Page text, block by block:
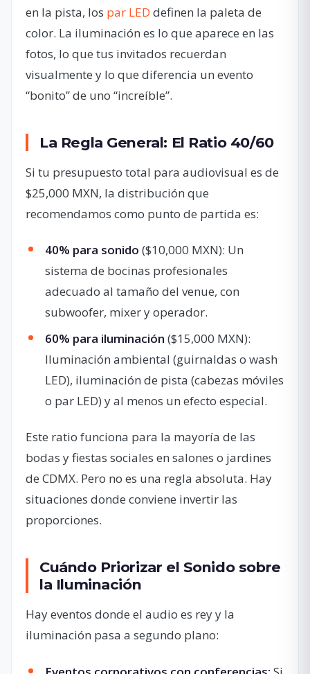
en la pista, los par LED definen la paleta de
color. La iluminación es lo que aparece en las
fotos, lo que tus invitados recuerdan
visualmente y lo que diferencia un evento
“bonito” de uno “increíble”.
La Regla General: El Ratio 40/60
Si tu presupuesto total para audiovisual es de
$25,000 MXN, la distribución que
recomendamos como punto de partida es:
40% para sonido ($10,000 MXN): Un
sistema de bocinas profesionales
adecuado al tamaño del venue, con
subwoofer, mixer y operador.
60% para iluminación ($15,000 MXN):
Iluminación ambiental (guirnaldas o wash
LED), iluminación de pista (cabezas móviles
o par LED) y al menos un efecto especial.
Este ratio funciona para la mayoría de las
bodas y fiestas sociales en salones o jardines
de CDMX. Pero no es una regla absoluta. Hay
situaciones donde conviene invertir las
proporciones.
Cuándo Priorizar el Sonido sobre
la Iluminación
Hay eventos donde el audio es rey y la
iluminación pasa a segundo plano: